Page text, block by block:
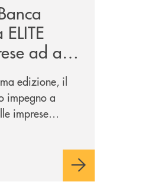
ad alto
edizione, il
impegno a
imprese